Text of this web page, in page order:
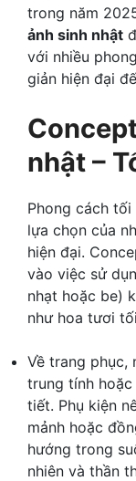
trong năm
ảnh sinh nhật
với nhiều
giản hiện đại
nhật –
Phong cách
lựa chọn của
hiện đại.
vào việc sử
nhạt hoặc be)
như hoa tươi
Về trang phục,
trung tính
tiết. Phụ kiện
mảnh hoặc
hướng trong
nhiên và thần